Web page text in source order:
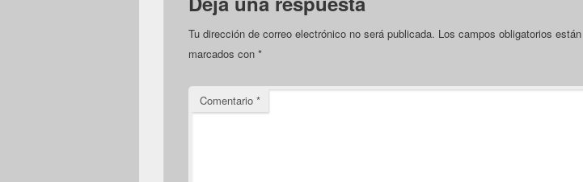
Tu dirección de correo electrónico no será publicada. Los campos obligatorios están
marcados con *
Comentario *